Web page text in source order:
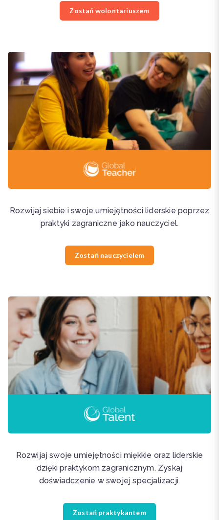
Zostań wolontariuszem
Rozwijaj siebie i swoje umiejętności liderskie poprzez
praktyki zagraniczne jako nauczyciel.
Zostań nauczycielem
Rozwijaj swoje umiejętności miękkie oraz liderskie
dzięki praktykom zagranicznym. Zyskaj
doświadczenie w swojej specjalizacji.
Zostań praktykantem